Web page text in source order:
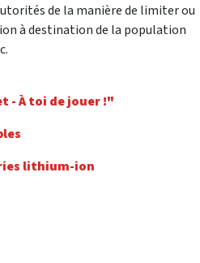
de la manière de limiter ou
à destination de la population
- À toi de jouer !"
lithium-ion